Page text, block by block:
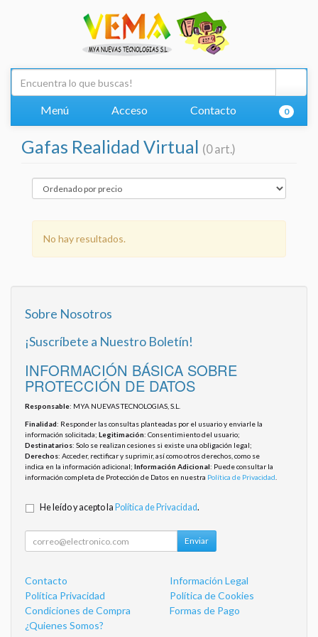
Menú Acceso Contacto 0
Gafas Realidad Virtual (0 art.)
No hay resultados.
Sobre Nosotros
¡Suscríbete a Nuestro Boletín!
INFORMACIÓN BÁSICA SOBRE
PROTECCIÓN DE DATOS
Responsable: MYA NUEVAS TECNOLOGIAS, S.L.
Finalidad: Responder las consultas planteadas por el usuario y enviarle la
información solicitada; Legitimación: Consentimiento del usuario;
Destinatarios: Solo se realizan cesiones si existe una obligación legal;
Derechos: Acceder, rectificar y suprimir, así como otros derechos, como se
indica en la información adicional; Información Adicional: Puede consultar la
información completa de Protección de Datos en nuestra Política de Privacidad
He leído y acepto la Política de Privacidad.
Enviar
Contacto
Información Legal
Política Privacidad
Política de Cookies
Condiciones de Compra
Formas de Pago
¿Quienes Somos?